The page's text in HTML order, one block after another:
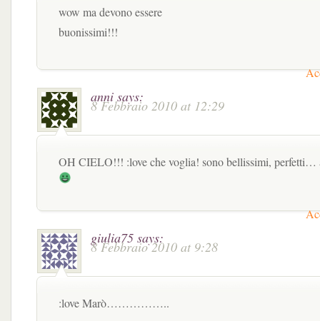
wow ma devono essere
buonissimi!!!
anni says:
8 Febbraio 2010 at 12:29
OH CIELO!!! :love che voglia! sono bellissimi, perfetti…
giulia75 says:
8 Febbraio 2010 at 9:28
:love Marò……………..